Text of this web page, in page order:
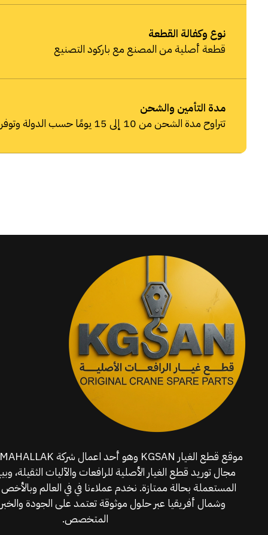
نوع وكفالة القطعة
قطعة أصلية من المصنع مع باركود التصنيع
مدة التأمين والشحن
تتراوح مدة الشحن من 10 إلى 15 يومًا حسب الدولة وتوفر شركات الشحن
مجال توريد قطع الغيار الأصلية للرافعات والآليات الثقيلة،
المستعملة بحالة ممتازة. نخدم عملاءنا في في العالم
وشمال أفريقيا عبر حلول موثوقة تعتمد على الجودة
المتخصص.